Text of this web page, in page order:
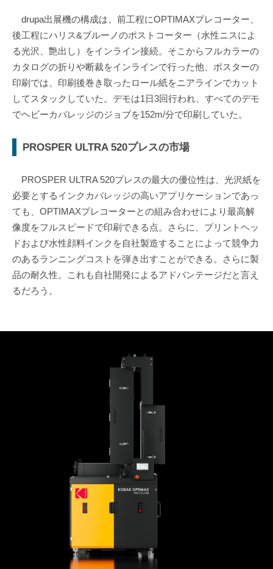
drupa出展機の構成は、前工程にOPTIMAXプレコーター、
後工程にハリス&ブルーノのポストコーター（水性ニスによ
る光沢、艶出し）をインライン接続。そこからフルカラーの
カタログの折りや断裁をインラインで行った他、ポスターの
印刷では、印刷後巻き取ったロール紙をニアラインでカット
してスタックしていた。デモは1日3回行われ、すべてのデモ
でヘビーカバレッジのジョブを152m/分で印刷していた。
PROSPER ULTRA 520プレスの市場
PROSPER ULTRA 520プレスの最大の優位性は、光沢紙を
必要とするインクカバレッジの高いアプリケーションであっ
ても、OPTIMAXプレコーターとの組み合わせにより最高解
像度をフルスピードで印刷できる点。さらに、プリントヘッ
ドおよび水性顔料インクを自社製造することによって競争力
のあるランニングコストを弾き出すことができる。さらに製
品の耐久性。これも自社開発によるアドバンテージだと言え
るだろう。